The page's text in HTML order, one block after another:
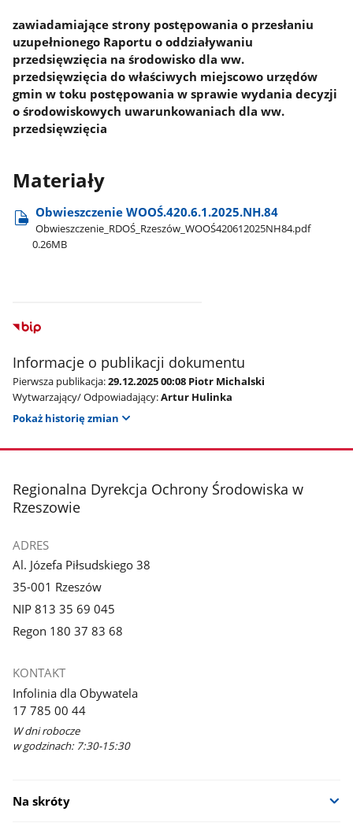
zawiadamiające strony postępowania o przesłaniu
uzupełnionego Raportu o oddziaływaniu
przedsięwzięcia na środowisko dla ww.
przedsięwzięcia do właściwych miejscowo urzędów
gmin w toku postępowania w sprawie wydania decyzji
o środowiskowych uwarunkowaniach dla ww.
przedsięwzięcia
Materiały
Obwieszczenie WOOŚ.420.6.1.2025.NH.84
Obwieszczenie​_RDOŚ​_Rzeszów​_WOOŚ420612025NH84.pdf
0.26MB
Informacje o publikacji dokumentu
Pierwsza publikacja:29.12.2025 00:08 Piotr Michalski
Wytwarzający/ Odpowiadający:Artur Hulinka
Pokaż historię zmian
stopka
Regionalna Dyrekcja Ochrony Środowiska w
Rzeszowie
ADRES
Al. Józefa Piłsudskiego 38
35-001 Rzeszów
NIP 813 35 69 045
Regon 180 37 83 68
KONTAKT
Infolinia dla Obywatela
17 785 00 44
W dni robocze
w godzinach: 7:30-15:30
Na skróty